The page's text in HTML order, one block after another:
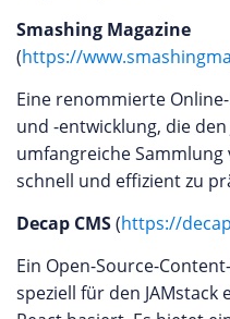
Smashing Magazine
(https://
Eine renommierte
und -entwicklung, die
umfangreiche
schnell und effizient zu
Decap CMS(https://
Ein Open-Source-
speziell für den